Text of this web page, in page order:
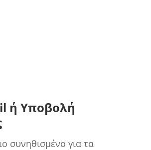
ή Υποβολή
συνηθισμένο για τα